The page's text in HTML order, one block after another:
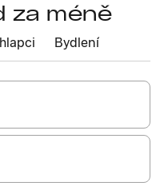
za méně
Bydlení